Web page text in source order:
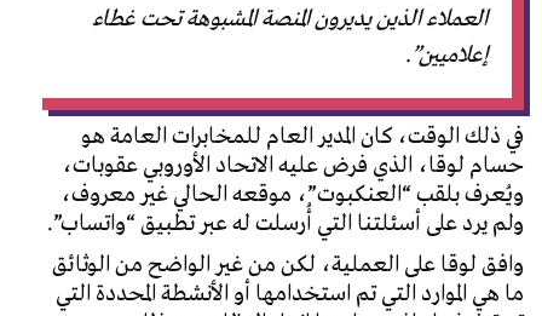
العملاء الذين يديرون المنصة المشبوهة تحت غطاء
إعلاميين”.
في ذلك الوقت، كان المدير العام للمخابرات العامة هو
حسام لوقا، الذي فرض عليه الاتحاد الأوروبي عقوبات،
ويُعرف بلقب “العنكبوت”، موقعه الحالي غير معروف،
ولم يرد على أسئلتنا التي أُرسلت له عبر تطبيق “واتساب”.
وافق لوقا على العملية، لكن من غير الواضح من الوثائق
ما هي الموارد التي تم استخدامها أو الأنشطة المحددة التي